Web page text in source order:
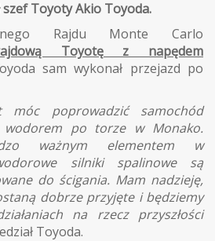
szef Toyoty Akio Toyoda.
Rajdu Monte Carlo
Toyotę z napędem
sam wykonał przejazd po
móc poprowadzić samochód
wodorem po torze w Monako.
ważnym elementem w
silniki spalinowe są
do ścigania. Mam nadzieję,
dobrze przyjęte i będziemy
na rzecz przyszłości
Toyoda.